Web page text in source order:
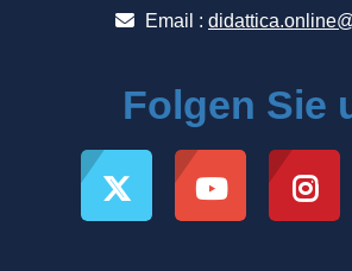
Email :
Folgen Sie